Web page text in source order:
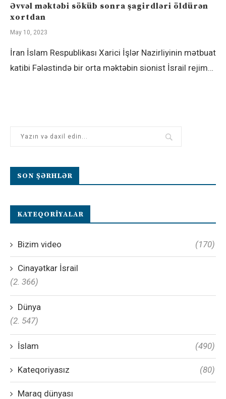
Əvvəl məktəbi söküb sonra şagirdləri öldürən
xortdan
May 10, 2023
İran İslam Respublikası Xarici İşlər Nazirliyinin mətbuat
katibi Fələstində bir orta məktəbin sionist İsrail rejim…
SON ŞƏRHLƏR
KATEQORIYALAR
Bizim video (170)
Cinayətkar İsrail
(2. 366)
Dünya
(2. 547)
İslam (490)
Kateqoriyasız (80)
Maraq dünyası